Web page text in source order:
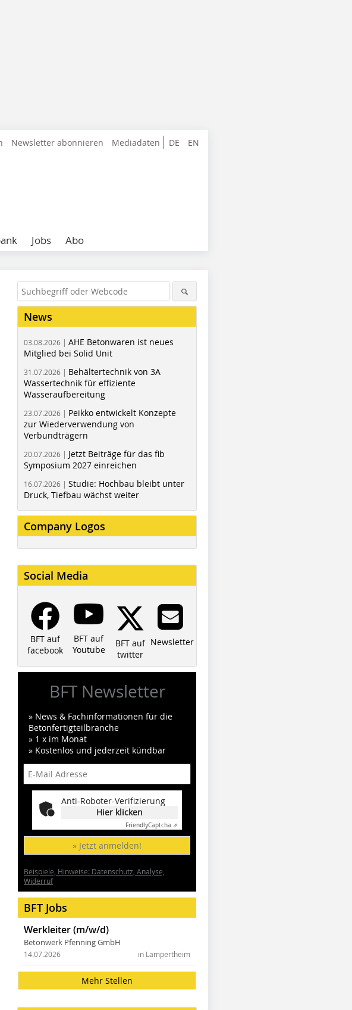
DE EN
Newsletter abonnieren Mediadaten
Jobs Abo
News
03.08.2026 | AHE Betonwaren ist neues
Mitglied bei Solid Unit
31.07.2026 | Behältertechnik von 3A
Wassertechnik für effiziente
Wasseraufbereitung
23.07.2026 | Peikko entwickelt Konzepte
zur Wiederverwendung von
Verbundträgern
20.07.2026 | Jetzt Beiträge für das fib
Symposium 2027 einreichen
16.07.2026 | Studie: Hochbau bleibt unter
Druck, Tiefbau wächst weiter
Company Logos
Social Media
BFT auf
facebook
BFT auf
Youtube
BFT auf
twitter
Newsletter
BFT Newsletter
» News & Fachinformationen für die
Betonfertigteilbranche
» 1 x im Monat
» Kostenlos und jederzeit kündbar
Anti-Roboter-Verifizierung
Hier klicken
FriendlyCaptcha ⇗
» Jetzt anmelden!
Beispiele, Hinweise: Datenschutz, Analyse,
Widerruf
BFT Jobs
Werkleiter (m/w/d)
Betonwerk Pfenning GmbH
in Lampertheim
14.07.2026
Mehr Stellen